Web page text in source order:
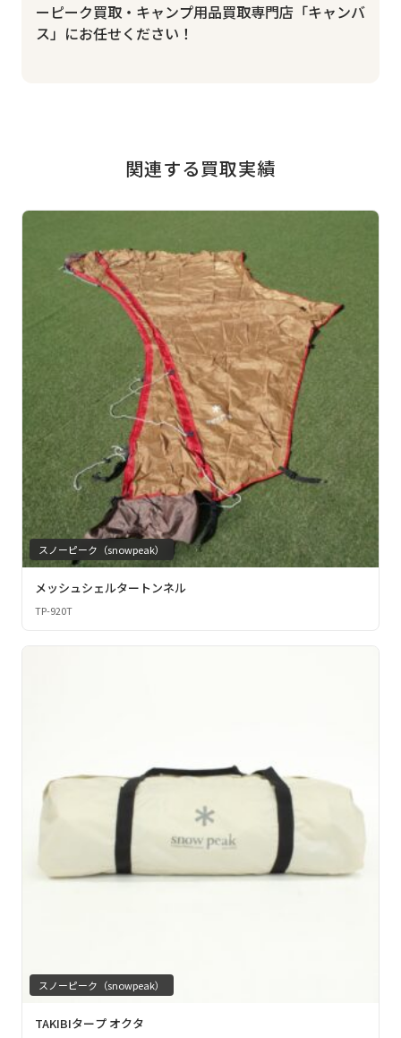
ーピーク買取・キャンプ用品買取専門店「キャンバ
ス」にお任せください！
関連する買取実績
スノーピーク（snowpeak）
メッシュシェルタートンネル
TP-920T
スノーピーク（snowpeak）
TAKIBIタープ オクタ